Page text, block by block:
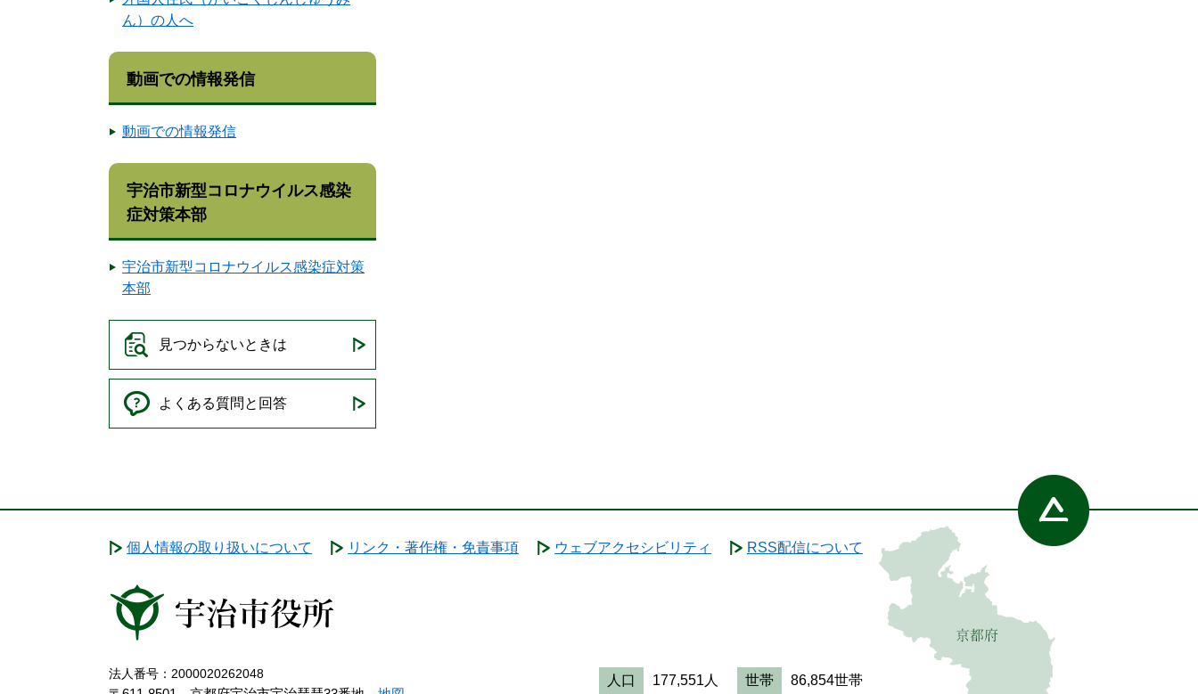
ん）の人へ
動画での情報発信
動画での情報発信
宇治市新型コロナウイルス感染
症対策本部
宇治市新型コロナウイルス感染症対策
本部
見つからないときは
よくある質問と回答
個人情報の取り扱いについて リンク・著作権・免責事項 ウェブアクセシビリティ RSS配信について
法人番号：2000020262048 人口 177,551人 世帯 86,854世帯